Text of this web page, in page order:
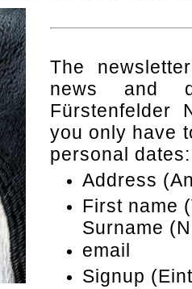
The
news and
Fürstenfelder
you only have
personal dates:
Address
First
email
Signup